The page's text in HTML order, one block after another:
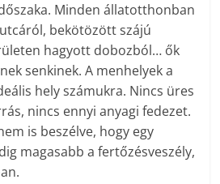
Minden állatotthonban
bekötözött szájú
hagyott dobozból… ők
senkinek. A menhelyek a
hely számukra. Nincs üres
nincs ennyi anyagi fedezet.
is beszélve, hogy egy
magasabb a fertőzésveszély,